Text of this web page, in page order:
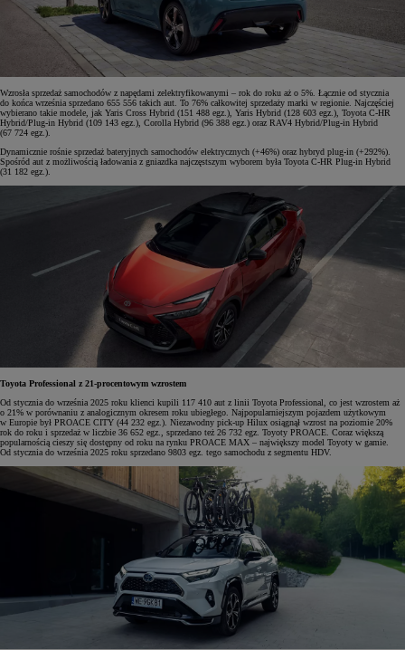
Wzrosła sprzedaż samochodów z napędami zelektryfikowanymi – rok do roku aż o 5%. Łącznie od stycznia
do końca września sprzedano 655 556 takich aut. To 76% całkowitej sprzedaży marki w regionie. Najczęściej
wybierano takie modele, jak Yaris Cross Hybrid (151 488 egz.), Yaris Hybrid (128 603 egz.), Toyota C-HR
Hybrid/Plug-in Hybrid (109 143 egz.), Corolla Hybrid (96 388 egz.) oraz RAV4 Hybrid/Plug-in Hybrid
(67 724 egz.).
Dynamicznie rośnie sprzedaż bateryjnych samochodów elektrycznych (+46%) oraz hybryd plug-in (+292%).
Spośród aut z możliwością ładowania z gniazdka najczęstszym wyborem była Toyota C-HR Plug-in Hybrid
(31 182 egz.).
Toyota Professional z 21-procentowym wzrostem
Od stycznia do września 2025 roku klienci kupili 117 410 aut z linii Toyota Professional, co jest wzrostem aż
o 21% w porównaniu z analogicznym okresem roku ubiegłego. Najpopularniejszym pojazdem użytkowym
w Europie był PROACE CITY (44 232 egz.). Niezawodny pick-up Hilux osiągnął wzrost na poziomie 20%
rok do roku i sprzedaż w liczbie 36 652 egz., sprzedano też 26 732 egz. Toyoty PROACE. Coraz większą
popularnością cieszy się dostępny od roku na rynku PROACE MAX – największy model Toyoty w gamie.
Od stycznia do września 2025 roku sprzedano 9803 egz. tego samochodu z segmentu HDV.